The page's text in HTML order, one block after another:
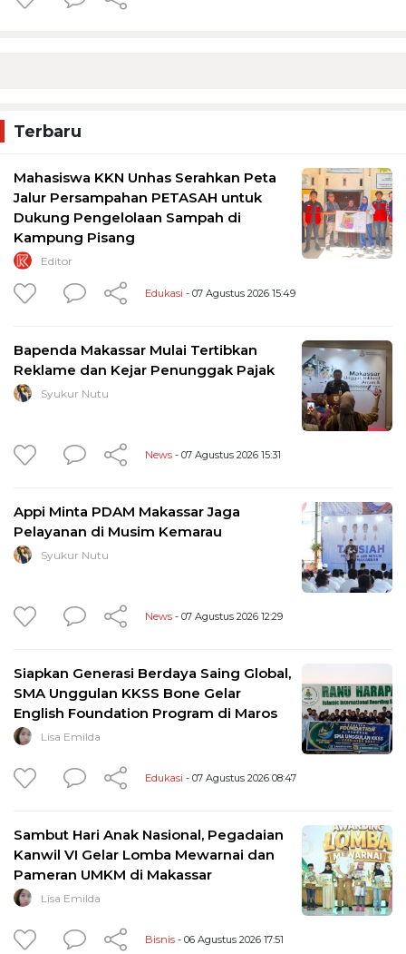
Terbaru
Mahasiswa KKN Unhas Serahkan Peta
Jalur Persampahan PETASAH untuk
Dukung Pengelolaan Sampah di
Kampung Pisang
Editor
Edukasi - 07 Agustus 2026 15:49
Bapenda Makassar Mulai Tertibkan
Reklame dan Kejar Penunggak Pajak
Syukur Nutu
News - 07 Agustus 2026 15:31
Appi Minta PDAM Makassar Jaga
Pelayanan di Musim Kemarau
Syukur Nutu
News - 07 Agustus 2026 12:29
Siapkan Generasi Berdaya Saing Global,
SMA Unggulan KKSS Bone Gelar
English Foundation Program di Maros
Lisa Emilda
Edukasi - 07 Agustus 2026 08:47
Sambut Hari Anak Nasional, Pegadaian
Kanwil VI Gelar Lomba Mewarnai dan
Pameran UMKM di Makassar
Lisa Emilda
Bisnis - 06 Agustus 2026 17:51